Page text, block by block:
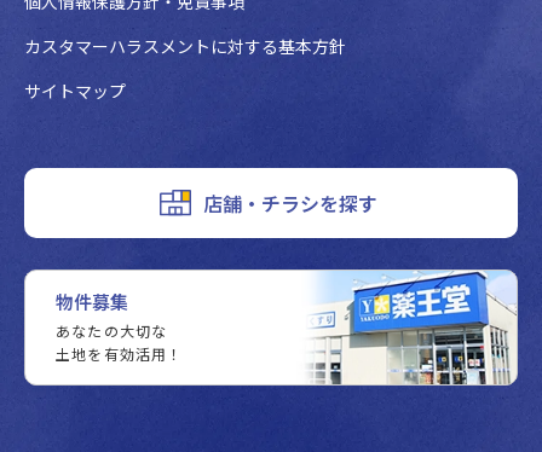
カスタマーハラスメントに対する基本方針
サイトマップ
店舗・チラシを探す
物件募集
あなたの大切な
土地を有効活用！